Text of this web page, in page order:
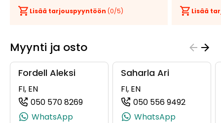
Lisää tarjouspyyntöön (0/5) Lisää
Myynti ja osto
Fordell Aleksi
FI, EN
050 570 8269
(+358505708269, 0505708269,
WhatsApp
Saharla Ari
FI, EN
050 556 9492
WhatsApp